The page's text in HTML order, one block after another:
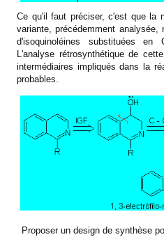
Ce qu'il faut préciser, c'est que la
variante, précédemment analysée,
d'isoquinoléines substituées
L'analyse rétrosynthétique de
intermédiaires impliqués dans la
probables.
Proposer un design de synthèse